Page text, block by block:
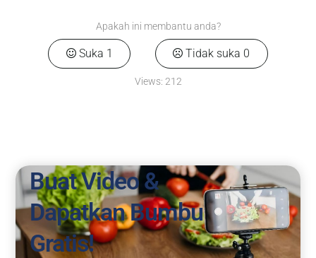
Apakah ini membantu anda?
Suka 1 Tidak suka 0
Views: 212
Buat Video &
Dapatkan Bumbu
Gratis!